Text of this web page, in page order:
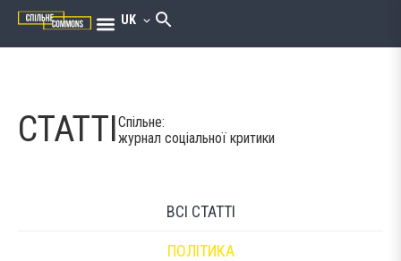
UK
СТАТТІСпільне:
журнал соціальної критики
ВСІ СТАТТІ
ПОЛІТИКА